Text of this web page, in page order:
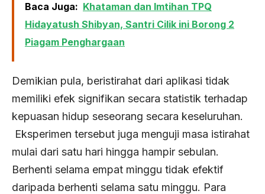
Baca Juga: Khataman dan Imtihan TPQ
Hidayatush Shibyan, Santri Cilik ini Borong 2
Piagam Penghargaan
Demikian pula, beristirahat dari aplikasi tidak
memiliki efek signifikan secara statistik terhadap
kepuasan hidup seseorang secara keseluruhan.
Eksperimen tersebut juga menguji masa istirahat
mulai dari satu hari hingga hampir sebulan.
Berhenti selama empat minggu tidak efektif
daripada berhenti selama satu minggu. Para